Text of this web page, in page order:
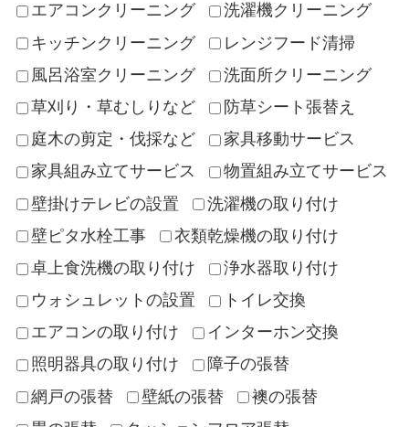
エアコンクリーニング
洗濯機クリーニング
キッチンクリーニング
レンジフード清掃
風呂浴室クリーニング
洗面所クリーニング
草刈り・草むしりなど
防草シート張替え
庭木の剪定・伐採など
家具移動サービス
家具組み立てサービス
物置組み立てサービス
壁掛けテレビの設置
洗濯機の取り付け
壁ピタ水栓工事
衣類乾燥機の取り付け
卓上食洗機の取り付け
浄水器取り付け
ウォシュレットの設置
トイレ交換
エアコンの取り付け
インターホン交換
照明器具の取り付け
障子の張替
網戸の張替
壁紙の張替
襖の張替